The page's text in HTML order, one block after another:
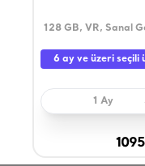
128 GB, VR, Sanal
6 ay ve üzeri seçili
1 Ay